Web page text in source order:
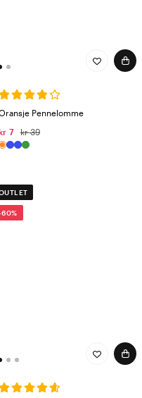
Pennelomme
7
kr 39
60%